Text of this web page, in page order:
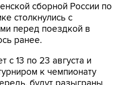
сборной России по
столкнулись с
перед поездкой в
ранее.
с 13 по 23 августа и
к чемпионату